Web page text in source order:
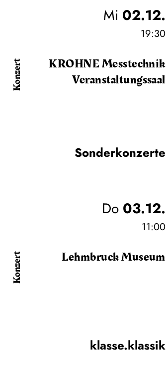
Konzert
Mi 02.12.
19:30
KROHNE Messtechnik
Veranstaltungssaal
Sonderkonzerte
Konzert
Do 03.12.
11:00
Lehmbruck Museum
klasse.klassik